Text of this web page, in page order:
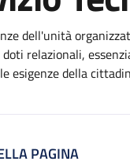
dell'unità
relazionali,
esigenze della
PAGINA